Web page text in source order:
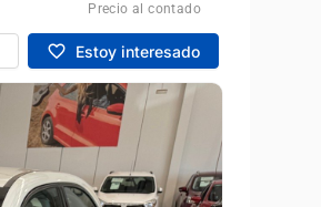
Precio al contado
Estoy interesado